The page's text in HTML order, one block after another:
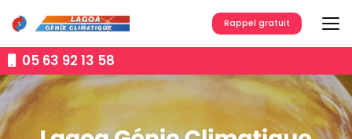
au
contenu
principal05 63 92 13 58
Rappel gratuit